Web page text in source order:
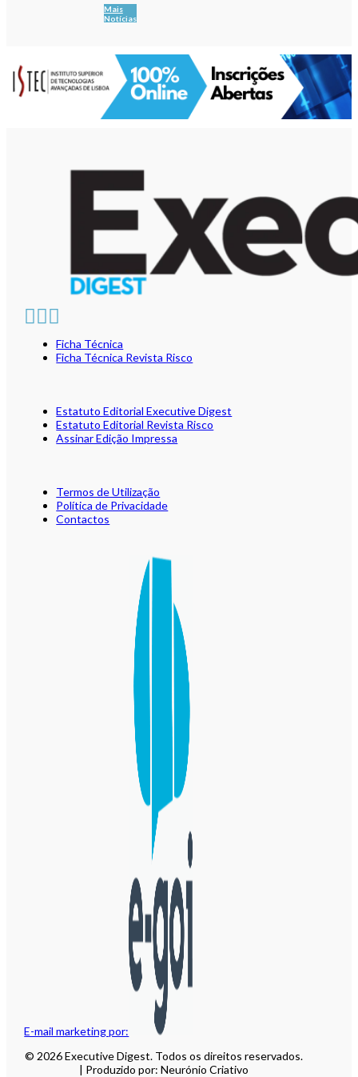
Mais
Notícias
E-mail marketing por:
Ficha Técnica
Ficha Técnica Revista Risco
Estatuto Editorial Executive Digest
Estatuto Editorial Revista Risco
Assinar Edição Impressa
Termos de Utilização
Política de Privacidade
Contactos
© 2026 Executive Digest. Todos os direitos reservados.
| Produzido por: Neurónio Criativo